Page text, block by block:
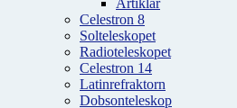
Artiklar
Celestron 8
Solteleskopet
Radioteleskopet
Celestron 14
Latinrefraktorn
Dobsonteleskop